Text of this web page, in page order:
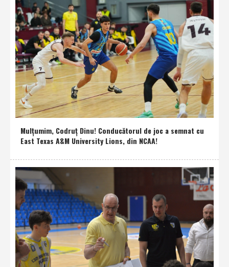
Mulţumim, Codruţ Dinu! Conducătorul de joc a semnat cu
East Texas A&M University Lions, din NCAA!